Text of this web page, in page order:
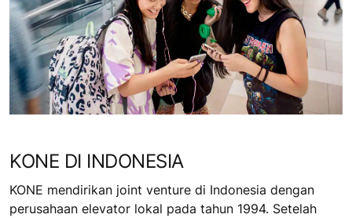
KONE DI INDONESIA
KONE mendirikan joint venture di Indonesia dengan
perusahaan elevator lokal pada tahun 1994. Setelah